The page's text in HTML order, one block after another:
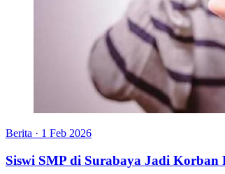
Berita · 1 Feb 2026
Siswi SMP di Surabaya Jadi Korban